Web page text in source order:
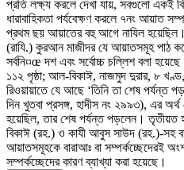
প্রতি লক্ষ্য করলে দেখা যায়, সবগুলো একই
ধারাবাহিকতা পর্যবেক্ষণ করলে ৭নং আয়াত
প্রথম ছয় আয়াতের বহু আগে নাযিল
(রাযি.) কুরআন মাজীদর যে আয়াতসমূহ পাঠ
সর্বনি¤œ দশ এবং সর্বোচ্চ চল্লিশ বলা
১১২ পৃষ্ঠা; আল-বিকাঈ, নাজমুদ দুরার, ৮
রিওয়ায়াতে যে আছে ‘তিনি তা শেষ পর্যন্ত
দিন খুতবা প্রসঙ্গ, হাদীস নং ২৯৯৩), এর
হয়েছিল, তার শেষ পর্যন্ত পড়লেন। তৃতীয়ত
বিকাঈ (রহ.) ও কাযী আবুস সাউদ (রহ.)-সহ
আয়াতসমূহকে বারাআঃ বা সম্পর্কচ্ছেদেরই
সম্পর্কচ্ছেদের কারণ ব্যাখ্যা করা হয়েছে।